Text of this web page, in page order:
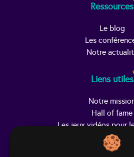
Ressources
Le blog
Les
Notre
Liens utiles
Notre
Hall of fame
Les jeux vidéos pour
Trouver Helpy